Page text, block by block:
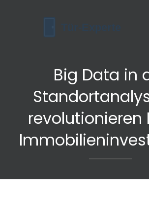
Big Data in
revolutionieren